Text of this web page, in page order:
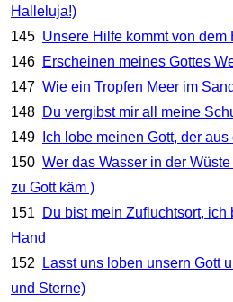
Halleluja!)
145 Unsere Hilfe kommt von dem
146 Erscheinen meines Gottes
147 Wie ein Tropfen Meer im Sand
148 Du vergibst mir all meine
149
Ich lobe meinen Gott, der
150 Wer das Wasser in der
zu Gott käm )
151
Du bist mein Zufluchtsort,
Hand
152
Lasst uns loben unsern Gott
und Sterne)